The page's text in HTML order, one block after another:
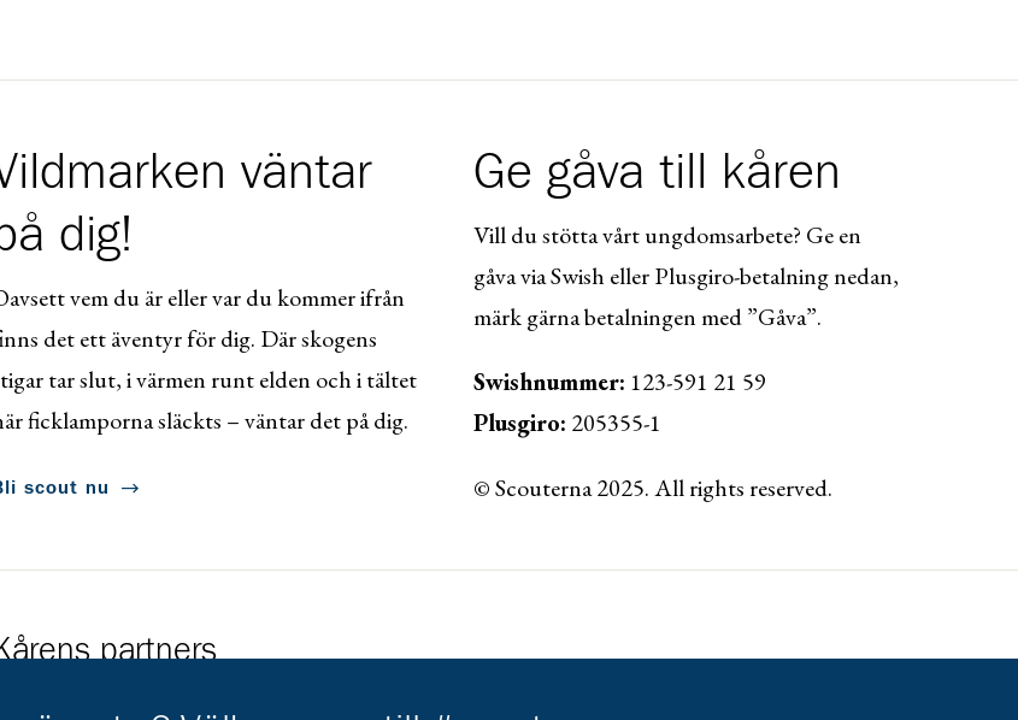
väntar
dig!
vem du är eller var du kommer ifrån
det ett äventyr för dig. Där skogens
tar slut, i värmen runt elden och i tältet
ficklamporna släckts – väntar det på dig.
scout nu
Ge gåva till kåren
Vill du stötta vårt ungdomsarbete? Ge en
gåva via Swish eller Plusgiro-betalning nedan,
märk gärna betalningen med ”Gåva”.
Swishnummer: 123-591 21 59
Plusgiro: 205355-1
© Scouterna 2025. All rights reserved.
partners
Gå till https://www.mera.se/ Gå till https://www.lansforsakringar.se/vasterbotten/privat/